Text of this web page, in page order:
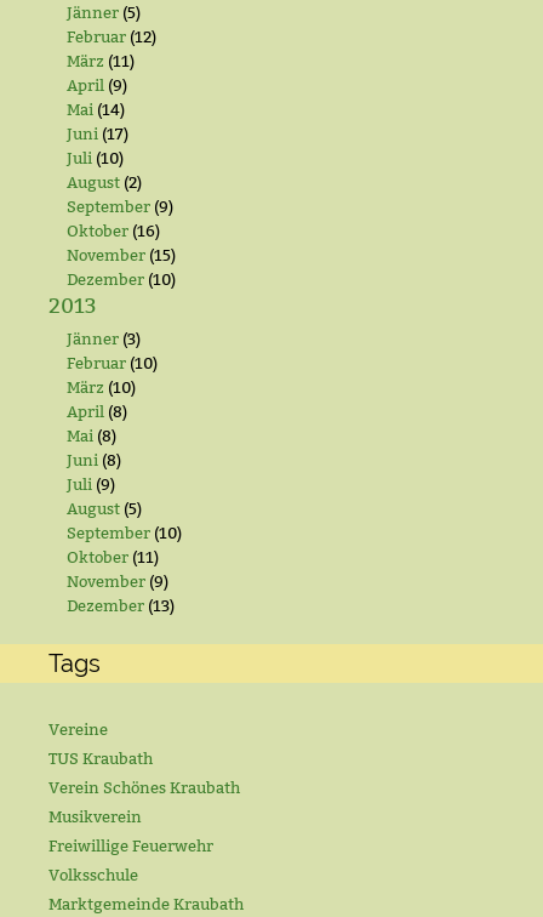
Jänner (5)
Februar (12)
März (11)
April (9)
Mai (14)
Juni (17)
Juli (10)
August (2)
September (9)
Oktober (16)
November (15)
Dezember (10)
2013
Jänner (3)
Februar (10)
März (10)
April (8)
Mai (8)
Juni (8)
Juli (9)
August (5)
September (10)
Oktober (11)
November (9)
Dezember (13)
Tags
Vereine
TUS Kraubath
Verein Schönes Kraubath
Musikverein
Freiwillige Feuerwehr
Volksschule
Marktgemeinde Kraubath